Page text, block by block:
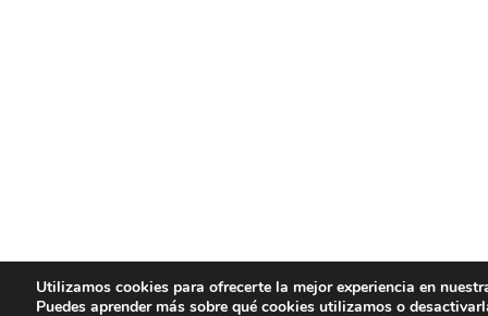
Utilizamos cookies para ofrecerte la mejor experiencia en
Puedes aprender más sobre qué cookies utilizamos o